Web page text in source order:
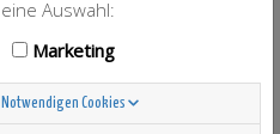
Auswahl:
Marketing
Notwendigen Cookies